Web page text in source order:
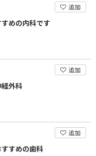
追加
めの内科です
追加
外科
追加
すめの歯科